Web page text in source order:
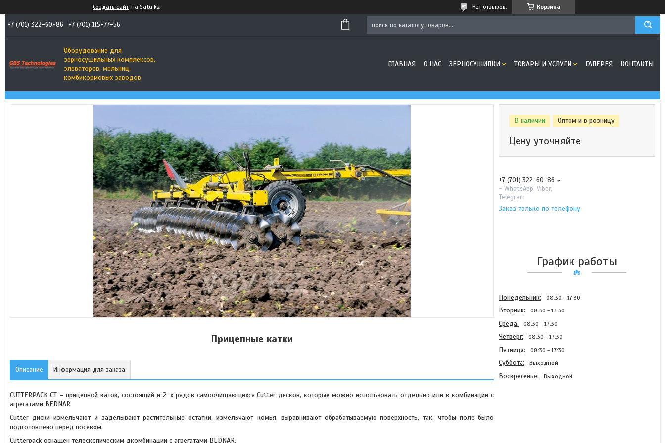
Создать сайт на Satu.kz Корзина
Нет отзывов,
+7 (701) 322-60-86 +7 (701) 115-77-56
Оборудование для
зерносушильных комплексов,
элеваторов, мельниц,
комбикормовых заводов
ГЛАВНАЯ О НАС ЗЕРНОСУШИЛКИ ТОВАРЫ И УСЛУГИ ГАЛЕРЕЯ КОНТАКТЫ
Прицепные катки
Описание Информация для заказа
CUTTERPACK CT – прицепной каток, состоящий и 2-х рядов самоочищающихся Сutter дисков, которые можно использовать отдельно или в комбинации с
агрегатами BEDNAR.
Cutter диски измельчают и заделывают растительные остатки, измельчают комья, выравнивают обрабатываемую поверхность, так, чтобы поле было
подготовлено перед посевом.
Cutterpack оснащен телескопическим дкомбинации с агрегатами BEDNAR.
В наличии Оптом и в розницу
Цену уточняйте
+7 (701) 322-60-86
- WhatsApp, Viber,
Telegram
Заказ только по телефону
График работы
Понедельник 08:30 17:30
Вторник 08:30 17:30
Среда 08:30 17:30
Четверг 08:30 17:30
Пятница 08:30 17:30
Суббота Выходной
Воскресенье Выходной